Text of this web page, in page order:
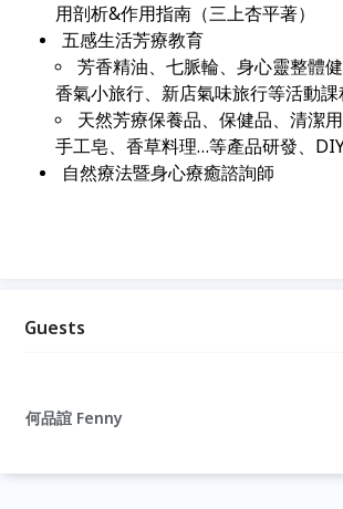
用剖析&作用指南（三上杏平著）
五感生活芳療教育
芳香精油、七脈輪、身心靈整體健
香氣小旅行、新店氣味旅行等活動
天然芳療保養品、保健品、清潔用
手工皂、香草料理…等產品研發、
自然療法暨身心療癒諮詢師
Guests
何品誼 Fenny